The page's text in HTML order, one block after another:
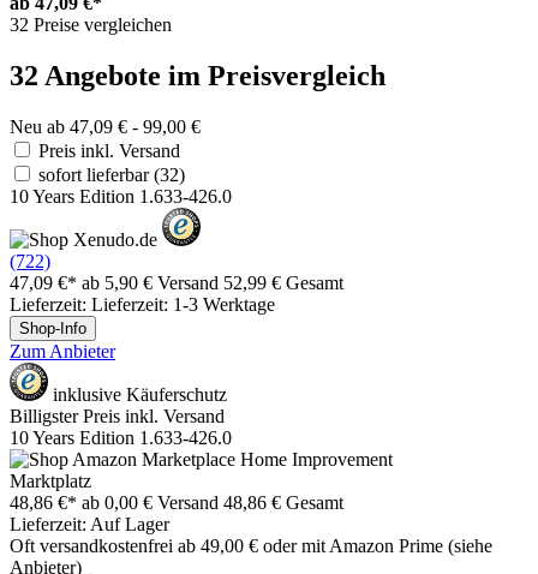
32 Preise vergleichen
32 Angebote im Preisvergleich
Neu ab 47,09 € - 99,00 €
Preis inkl. Versand
sofort lieferbar(32)
10 Years Edition 1.633-426.0
(722)
47,09 €* ab 5,90 € Versand 52,99 € Gesamt
Lieferzeit: Lieferzeit: 1-3 Werktage
Shop-Info
Zum Anbieter
inklusive Käuferschutz
Billigster Preis inkl. Versand
10 Years Edition 1.633-426.0
Marktplatz
48,86 €* ab 0,00 € Versand 48,86 € Gesamt
Lieferzeit: Auf Lager
Oft versandkostenfrei ab 49,00 € oder mit Amazon Prime (siehe
Anbieter)